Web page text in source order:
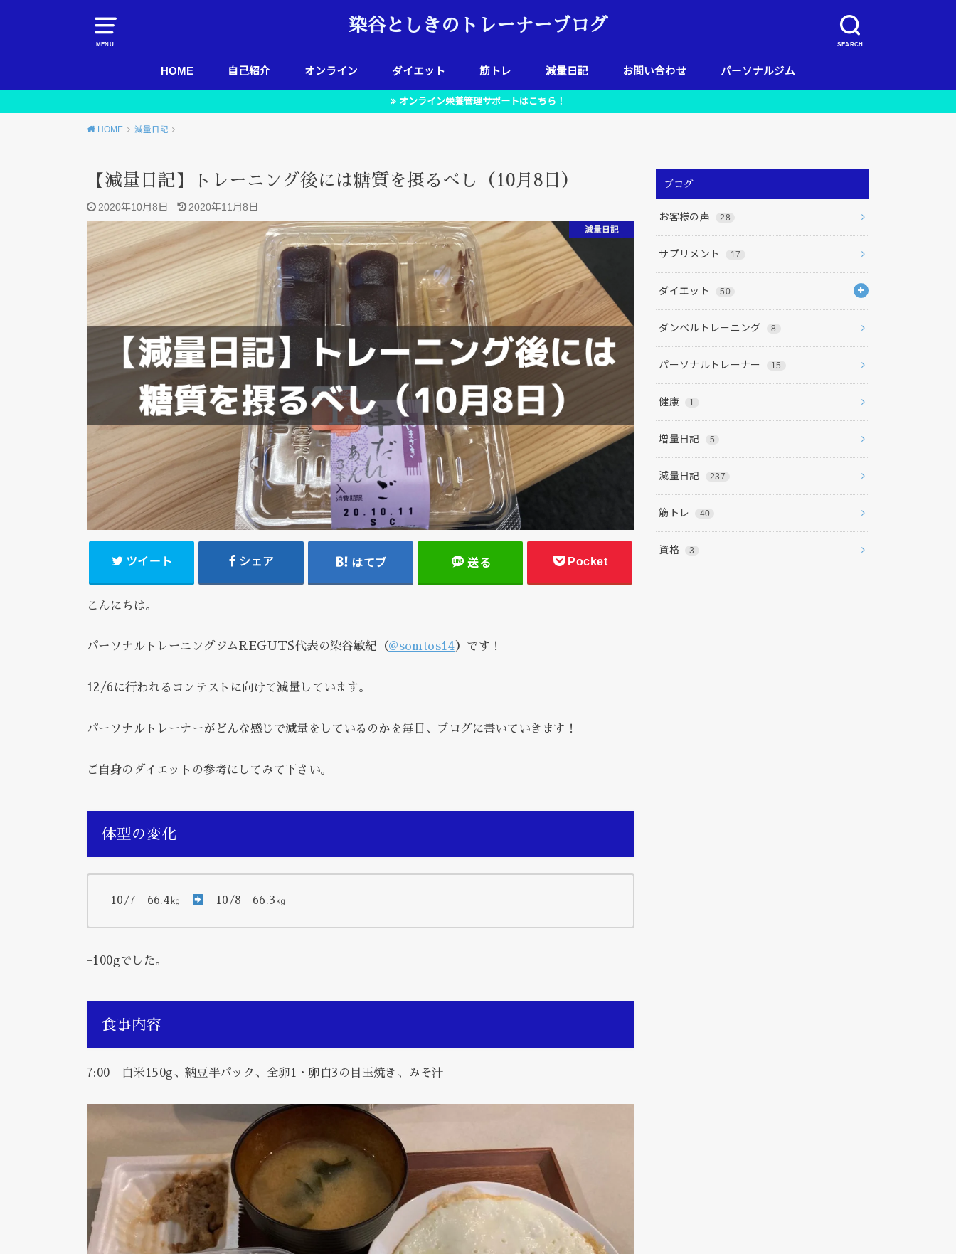
MENU SEARCH
染谷としきのトレーナーブログ
HOME 自己紹介 オンライン ダイエット 筋トレ 減量日記 お問い合わせ パーソナルジム
オンライン栄養管理サポートはこちら！
HOME 減量日記
【減量日記】トレーニング後には糖質を摂るべし（10月8日）
2020年10月8日 2020年11月8日
減量日記
ツイート シェア はてブ 送る Pocket
こんにちは。
パーソナルトレーニングジムREGUTS代表の染谷敏紀（@somtos14）です！
12/6に行われるコンテストに向けて減量しています。
パーソナルトレーナーがどんな感じで減量をしているのかを毎日、ブログに書いていきます！
ご自身のダイエットの参考にしてみて下さい。
体型の変化
10/7 66.4㎏ 10/8 66.3㎏
-100gでした。
食事内容
7:00 白米150g、納豆半パック、全卵1・卵白3の目玉焼き、みそ汁
ブログ
お客様の声 28
サプリメント 17
ダイエット 50
ダンベルトレーニング 8
パーソナルトレーナー 15
健康 1
増量日記 5
減量日記 237
筋トレ 40
資格 3